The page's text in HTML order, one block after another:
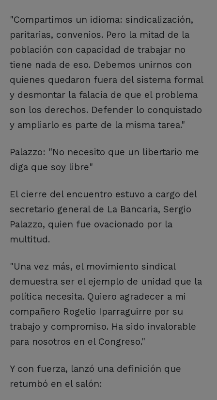
"Compartimos un idioma: sindicalización,
paritarias, convenios. Pero la mitad de la
población con capacidad de trabajar no
tiene nada de eso. Debemos unirnos con
quienes quedaron fuera del sistema formal
y desmontar la falacia de que el problema
son los derechos. Defender lo conquistado
y ampliarlo es parte de la misma tarea."
Palazzo: "No necesito que un libertario me
diga que soy libre"
El cierre del encuentro estuvo a cargo del
secretario general de La Bancaria, Sergio
Palazzo, quien fue ovacionado por la
multitud.
"Una vez más, el movimiento sindical
demuestra ser el ejemplo de unidad que la
política necesita. Quiero agradecer a mi
compañero Rogelio Iparraguirre por su
trabajo y compromiso. Ha sido invalorable
para nosotros en el Congreso."
Y con fuerza, lanzó una definición que
retumbó en el salón: